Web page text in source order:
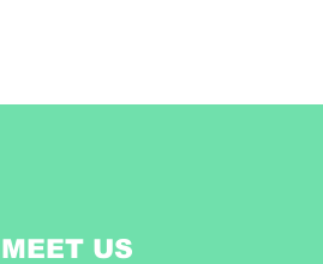
MEET US